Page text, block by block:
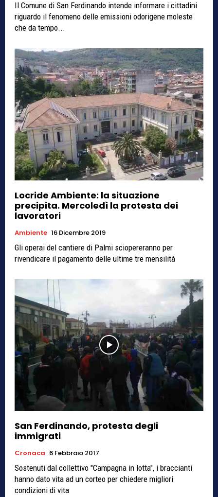
Il Comune di San Ferdinando intende informare i cittadini
riguardo il fenomeno delle emissioni odorigene moleste
che da tempo...
Locride Ambiente: la situazione
precipita. Mercoledì la protesta dei
lavoratori
Ambiente 16 Dicembre 2019
Gli operai del cantiere di Palmi sciopereranno per
rivendicare il pagamento delle ultime tre mensilità
San Ferdinando, protesta degli
immigrati
Cronaca 6 Febbraio 2017
Sostenuti dal collettivo "Campagna in lotta", i braccianti
hanno dato vita ad un corteo per chiedere migliori
condizioni di vita